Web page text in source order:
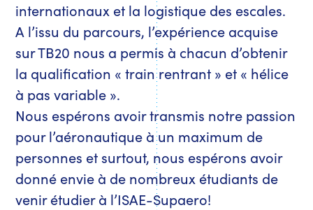
internationaux et la logistique des escales.
A l’issu du parcours, l’expérience acquise
sur TB20 nous a permis à chacun d’obtenir
la qualification « train rentrant » et « hélice
à pas variable ».
Nous espérons avoir transmis notre passion
pour l’aéronautique à un maximum de
personnes et surtout, nous espérons avoir
donné envie à de nombreux étudiants de
venir étudier à l’ISAE-Supaero!